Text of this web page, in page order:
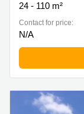
24 - 110 m²
Contact for price:
N/A